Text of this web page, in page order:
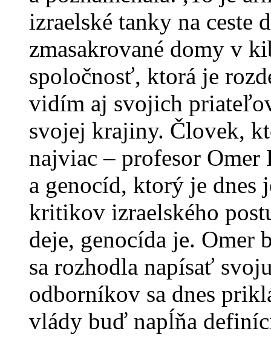
izraelské tanky na ceste
zmasakrované domy v
spoločnosť, ktorá je
vidím aj svojich
svojej krajiny. Človek,
najviac – profesor
a genocíd, ktorý je dnes
kritikov izraelského
deje, genocída je. Omer
sa rozhodla napísať
odborníkov sa dnes
vlády buď napĺňa